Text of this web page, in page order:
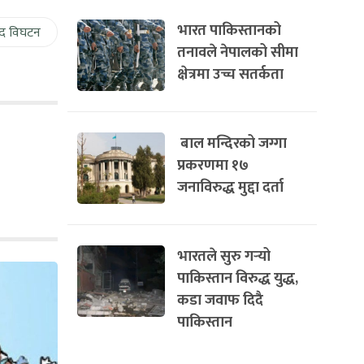
विघटन
भारत पाकिस्तानको
तनावले नेपालको सीमा
क्षेत्रमा उच्च सतर्कता
बाल मन्दिरको जग्गा
प्रकरणमा १७
जनाविरुद्ध मुद्दा दर्ता
भारतले सुरु गर्‍यो
पाकिस्तान विरुद्ध युद्ध,
कडा जवाफ दिदै
पाकिस्तान